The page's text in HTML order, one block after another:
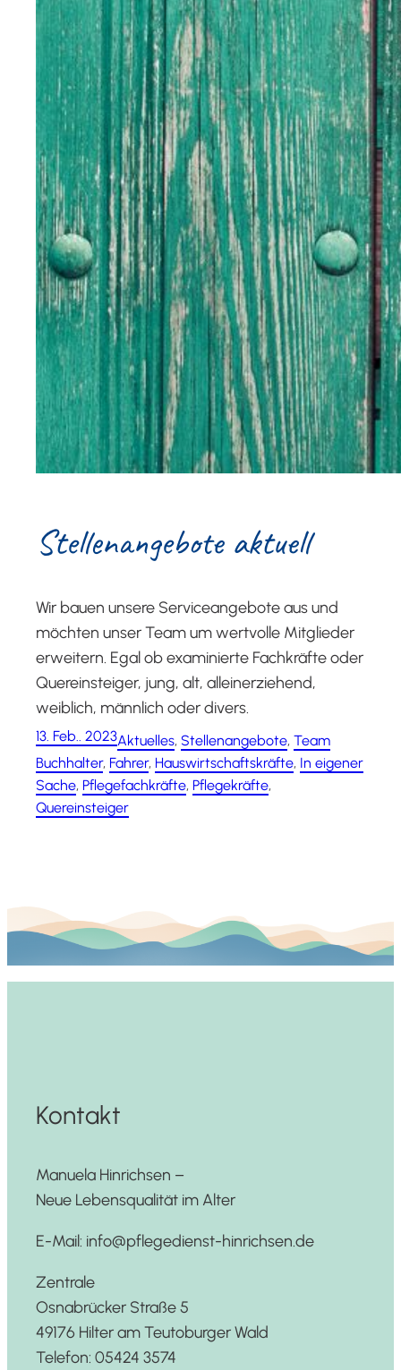
Stel­len­an­ge­bo­te aktuell
Wir bauen unsere Serviceangebote aus und
möchten unser Team um wertvolle Mitglieder
erweitern. Egal ob examinierte Fachkräfte oder
Quereinsteiger, jung, alt, alleinerziehend,
weiblich, männlich oder divers.
13. Feb.. 2023Aktuelles, Stellenangebote, Team
Buchhalter, Fahrer, Hauswirtschaftskräfte, In eigener
Sache, Pflegefachkräfte, Pflegekräfte
Quereinsteiger
Kontakt
Manuela Hinrichsen –
Neue Lebensqualität im Alter
E-Mail: info@pflegedienst-hinrichsen.de
Zentrale
Osnabrücker Straße 5
49176 Hilter am Teutoburger Wald
Telefon: 05424 3574